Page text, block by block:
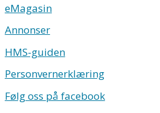
eMagasin
Annonser
HMS-guiden
Personvernerklæring
Følg oss på facebook